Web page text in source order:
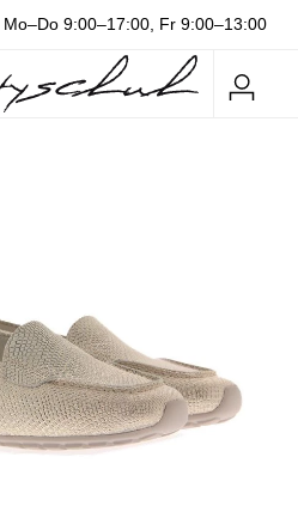
Mo–Do 9:00–17:00, Fr 9:00–13:00